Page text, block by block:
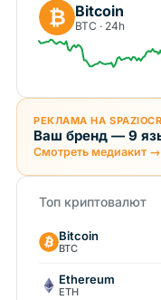
₿ Bitcoin
BTC · 24h
РЕКЛАМА НА
Ваш бренд — 9
Смотреть медиакит →
Топ криптовалют
Bitcoin
BTC
Ethereum
ETH